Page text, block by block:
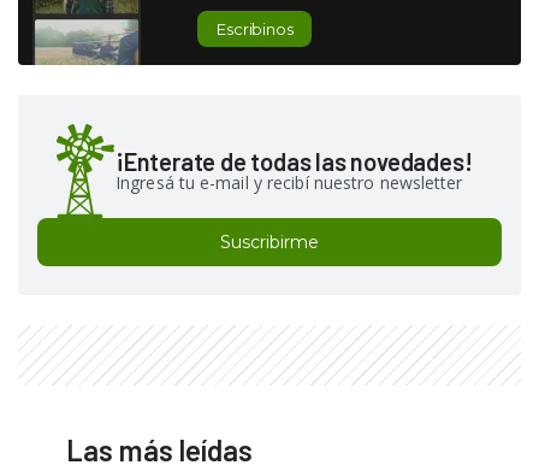
Escribinos
¡Enterate de todas las novedades!
Ingresá tu e-mail y recibí nuestro newsletter
Suscribirme
Las más leídas